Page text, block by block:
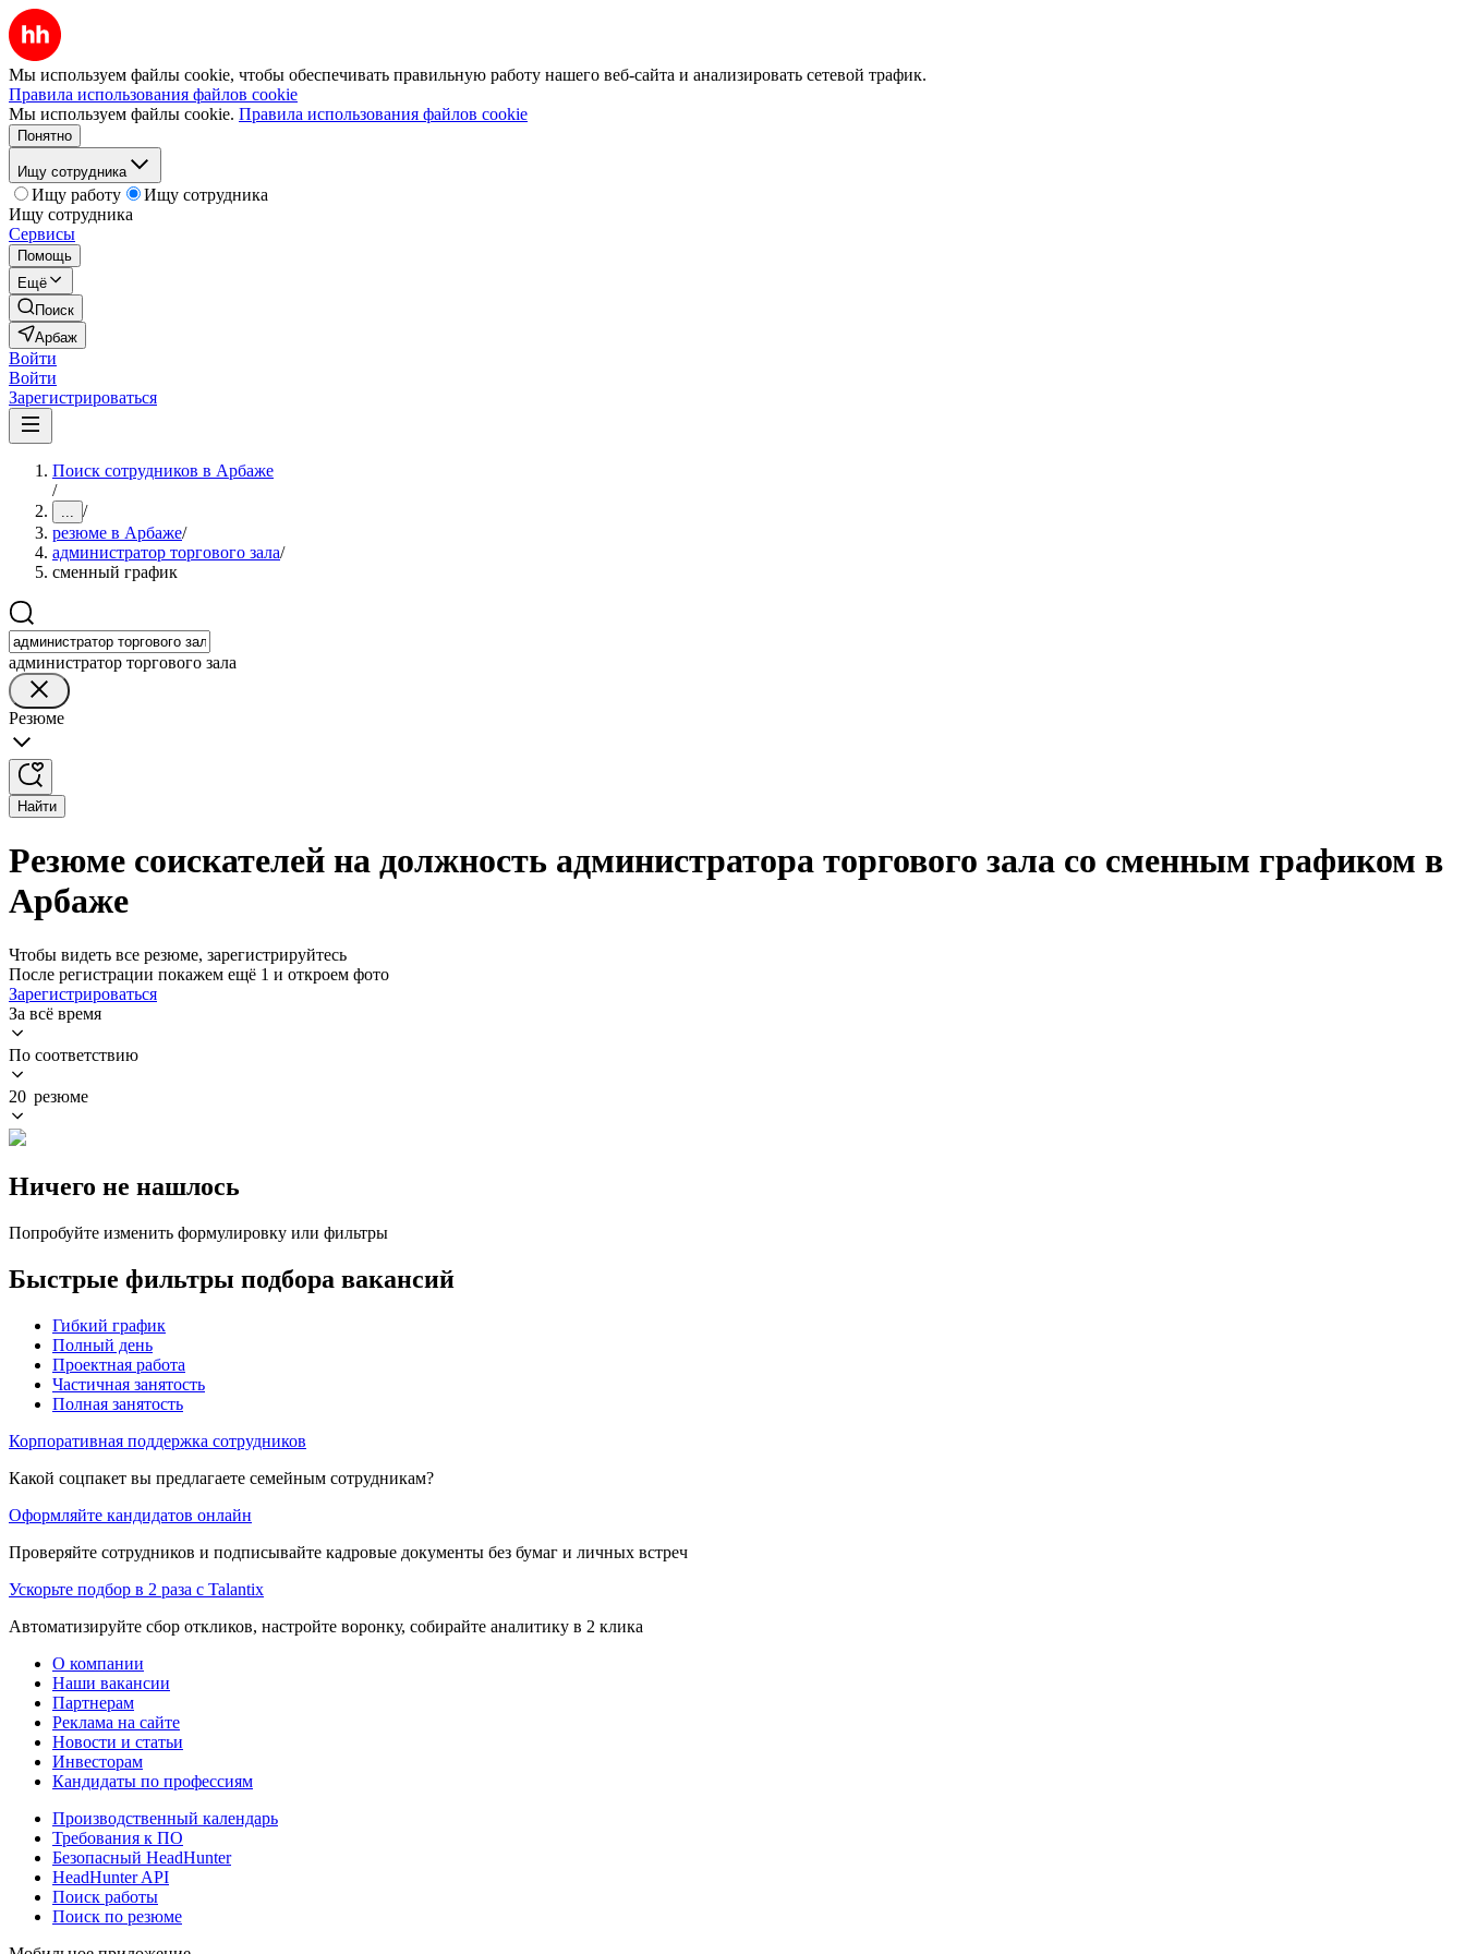
Мы используем файлы cookie, чтобы обеспечивать правильную работу нашего веб-сайта и анализировать сетевой трафик.
Правила использования файлов cookie
Мы используем файлы cookie. Правила использования файлов cookie
Понятно
Ищу сотрудника
Ищу работу
Ищу сотрудника
Ищу сотрудника
Сервисы
Помощь
Ещё
Поиск
Арбаж
Войти
Войти
Зарегистрироваться
Поиск сотрудников в Арбаже
/
... /
резюме в Арбаже/
администратор торгового зала/
сменный график
администратор торгового зала
Резюме
Найти
Резюме соискателей на должность администратора торгового зала со сменным графиком в
Арбаже
Чтобы видеть все резюме, зарегистрируйтесь
После регистрации покажем ещё 1 и откроем фото
Зарегистрироваться
За всё время
По соответствию
20 резюме
Ничего не нашлось
Попробуйте изменить формулировку или фильтры
Быстрые фильтры подбора вакансий
Гибкий график
Полный день
Проектная работа
Частичная занятость
Полная занятость
Корпоративная поддержка сотрудников
Какой соцпакет вы предлагаете семейным сотрудникам?
Оформляйте кандидатов онлайн
Проверяйте сотрудников и подписывайте кадровые документы без бумаг и личных встреч
Ускорьте подбор в 2 раза с Talantix
Автоматизируйте сбор откликов, настройте воронку, собирайте аналитику в 2 клика
О компании
Наши вакансии
Партнерам
Реклама на сайте
Новости и статьи
Инвесторам
Кандидаты по профессиям
Производственный календарь
Требования к ПО
Безопасный HeadHunter
HeadHunter API
Поиск работы
Поиск по резюме